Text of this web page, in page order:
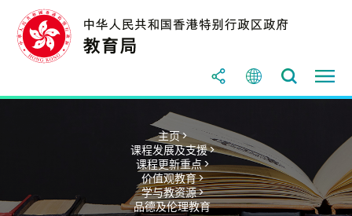
主页 >
课程发展及支援 >
课程更新重点 >
价值观教育 >
学与教资源 >
品德及伦理教育